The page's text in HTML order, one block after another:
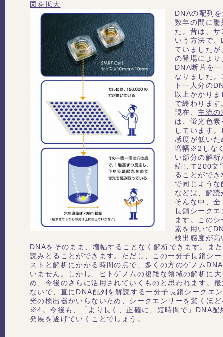
図を拡大
DNAの配列
数年の間に驚
た。昔は、
いう方法で
ていました
の登場により
DNA断片を
なりました
ト一人分の
以上かかり
で終わります
現在、 主流の
は、蛍光色
しています
感度が低い
増幅※2しな
い部分の解
続して200文
ることがで
で同じよう
などは、解
そんな中、
長鎖シークエ
ます。この
素を用いて
検出感度が
DNAをそのまま、増幅することなく解析できます。ま
読みとることができます。ただし、この一分子長鎖シ
ストと解析にかかる時間の点で、多くの方のゲノム
いません。しかし、ヒトゲノムの複雑な領域の解析に
め、今後のさらに活用されていくものと思われます。
ないで、直にDNA配列を解読する一分子長鎖シークエ
光の検出器がいらないため、シークエンサーを驚くほ
※4。今後も、「より長く、正確に、短時間で」DNA配
発展を遂げていくことでしょう。